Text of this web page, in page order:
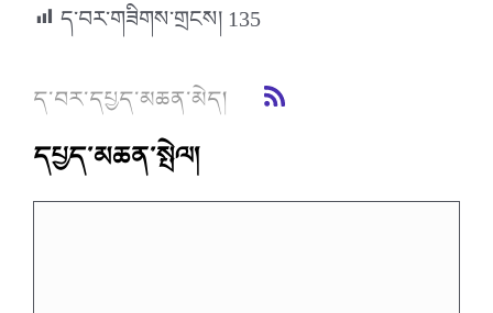
ད་བར་གཟིགས་གྲངས།135
ད་བར་དཔྱད་མཆན་མེད།
དཔྱད་མཆན་སྤེལ།